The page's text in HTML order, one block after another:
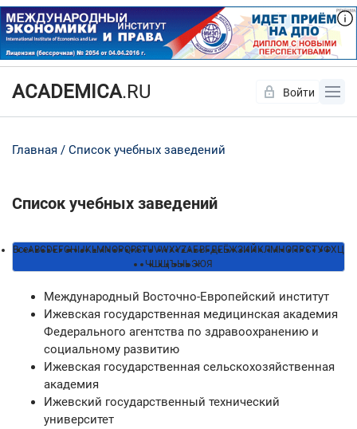
ACADEMICA.RU Войти
Главная Список учебных заведений
Список учебных заведений
ВсеABC DEFGH JKLM NOPQRSTUVWXYZАБВГДЕЁЖЗИ Й КЛМ НОП РСТУФХ Ц
ЧШЩЪЫ ЬЭЮЯ
Международный Восточно-Европейский институт
Ижевская государственная медицинская академия
Федерального агентства по здравоохранению и
социальному развитию
Ижевская государственная сельскохозяйственная
академия
Ижевский государственный технический
университет
Да Нет